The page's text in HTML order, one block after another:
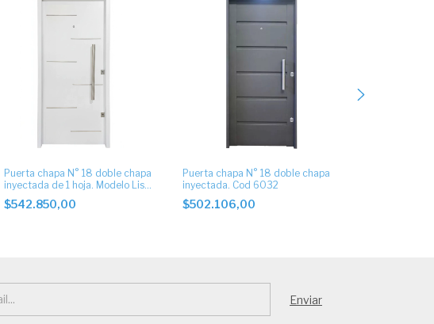
Puerta chapa N° 18 doble chapa
inyectada de 1 hoja. Modelo Liso
con barral y apliques símil
aluminio Cod. 6023
$542.850,00
Puerta chapa N° 18 doble chapa
inyectada. Cod 6032
$502.106,00